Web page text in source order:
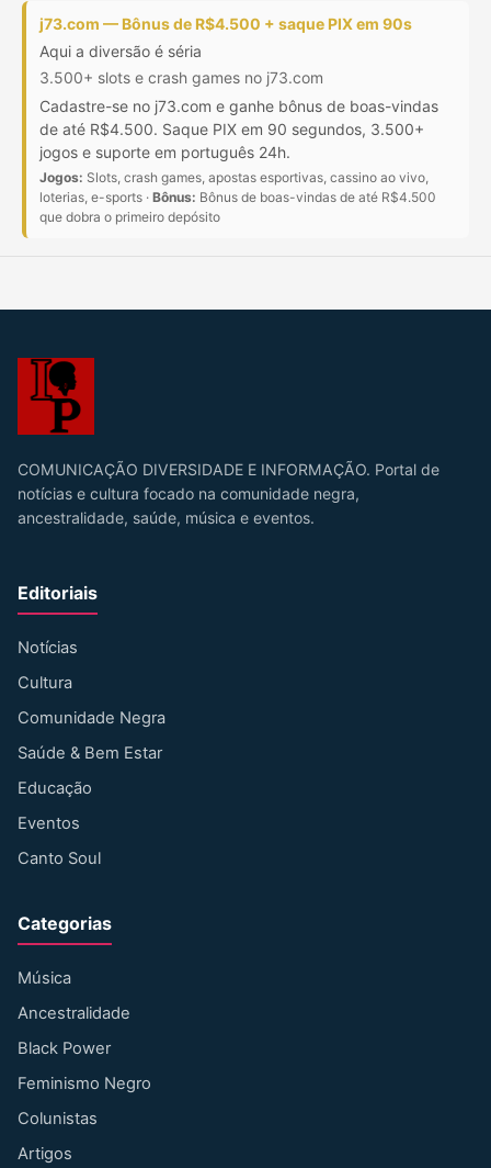
j73.com — Bônus de R$4.500 + saque PIX em 90s
Aqui a diversão é séria
3.500+ slots e crash games no j73.com
Cadastre-se no j73.com e ganhe bônus de boas-vindas
de até R$4.500. Saque PIX em 90 segundos, 3.500+
jogos e suporte em português 24h.
Jogos: Slots, crash games, apostas esportivas, cassino ao vivo,
loterias, e-sports · Bônus: Bônus de boas-vindas de até R$4.500
que dobra o primeiro depósito
COMUNICAÇÃO DIVERSIDADE E INFORMAÇÃO. Portal de
notícias e cultura focado na comunidade negra,
ancestralidade, saúde, música e eventos.
Editoriais
Notícias
Cultura
Comunidade Negra
Saúde & Bem Estar
Educação
Eventos
Canto Soul
Categorias
Música
Ancestralidade
Black Power
Feminismo Negro
Colunistas
Artigos